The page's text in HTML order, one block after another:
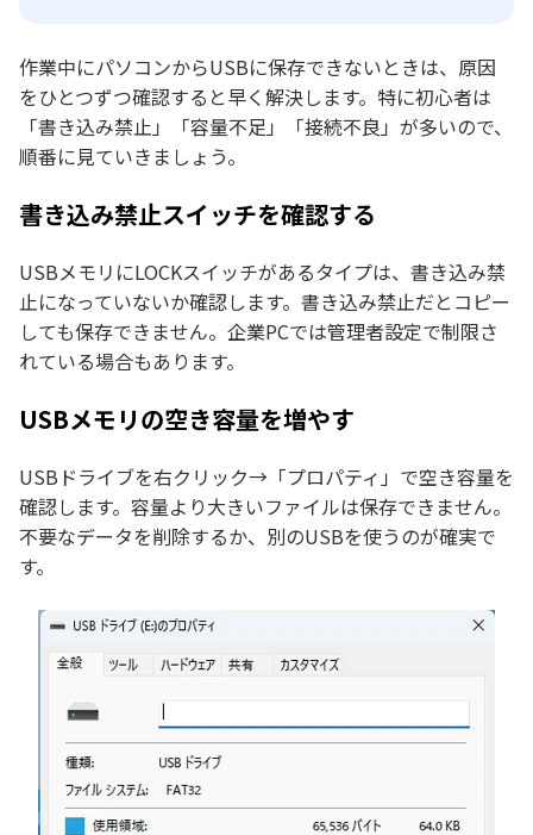
作業中にパソコンからUSBに保存できないときは、原因
をひとつずつ確認すると早く解決します。特に初心者は
「書き込み禁止」「容量不足」「接続不良」が多いので、
順番に見ていきましょう。
書き込み禁止スイッチを確認する
USBメモリにLOCKスイッチがあるタイプは、書き込み禁
止になっていないか確認します。書き込み禁止だとコピー
しても保存できません。企業PCでは管理者設定で制限さ
れている場合もあります。
USBメモリの空き容量を増やす
USBドライブを右クリック→「プロパティ」で空き容量を
確認します。容量より大きいファイルは保存できません。
不要なデータを削除するか、別のUSBを使うのが確実で
す。